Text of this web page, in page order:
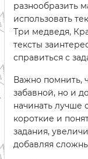
разнообразить
использовать
Три медведя,
тексты
справиться с
Важно помнить,
забавной, но и
начинать лучше
короткие и
задания,
добавляя